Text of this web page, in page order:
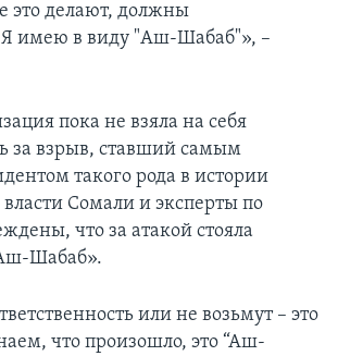
это делают, должны
Я имею в виду "Аш-Шабаб"», –
пока не взяла на себя
за взрыв, ставший самым
такого рода в истории
Сомали и эксперты по
что за атакой стояла
Шабаб».
или не возьмут – это
что произошло, это “Аш-